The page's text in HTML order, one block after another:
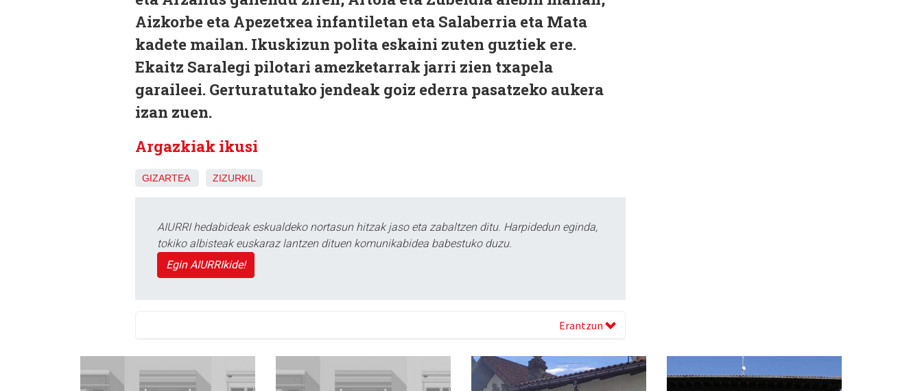
Aizkorbe eta Apezetxea infantiletan eta Salaberria eta Mata
kadete mailan. Ikuskizun polita eskaini zuten guztiek ere.
Ekaitz Saralegi pilotari amezketarrak jarri zien txapela
garaileei. Gerturatutako jendeak goiz ederra pasatzeko aukera
izan zuen.
Argazkiak ikusi
GIZARTEA ZIZURKIL
AIURRI hedabideak eskualdeko nortasun hitzak jaso eta zabaltzen ditu. Harpidedun eginda,
tokiko albisteak euskaraz lantzen dituen komunikabidea babestuko duzu.
Egin AIURRIkide!
Erantzun